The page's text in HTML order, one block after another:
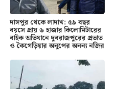
দাসপুর থেকে লাদাখ: ৫৯ বছর
বয়সে প্রায় ৬ হাজার কিলোমিটারের
বাইক অভিযানে দুবরাজপুরের প্রভাত
ও কৈগেড়িয়ার অনুপের অনন্য নজির